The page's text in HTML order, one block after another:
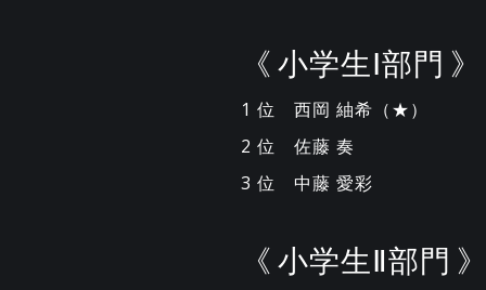
《 小学生Ⅰ部門 》
1 位 西岡 紬希（★）
2 位 佐藤 奏
3 位 中藤 愛彩
《 小学生Ⅱ部門